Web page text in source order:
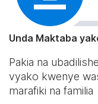
Unda Maktaba
Pakia na
vyako kwenye
marafiki na familia